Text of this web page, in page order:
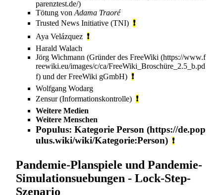
Tötung vonAdama Traoré
Trusted News Initiative (TNI) ❗
Aya Velázquez‎‎ ❗
Harald Walach
Jörg Wichmann (Gründer des FreeWiki
und derFreeWiki gGmbH) ❗
Wolfgang Wodarg
Zensur (Informationskontrolle) ❗
Weitere Medien
Weitere Menschen
Populus: Kategorie Person
❗
Pandemie-Planspiele und Pandemie-
Simulationsuebungen - Lock-Step-
Szenario